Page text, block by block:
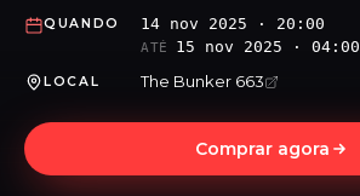
QUANDO 14 nov 2025 · 20:00
ATÉ 15 nov 2025 · 04:00
LOCAL The Bunker 663
Comprar agora